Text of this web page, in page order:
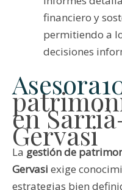
financiero y
permitiendo a
decisiones
en
Gervasi
La gestión de
Gervasi exige
estrategias bien